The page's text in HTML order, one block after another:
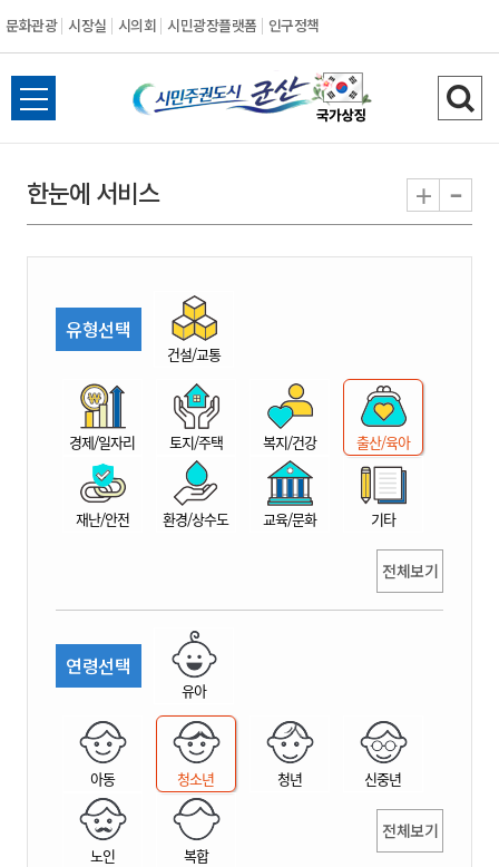
문화관광 시장실 시의회 시민광장플랫폼 인구정책
시
민
권
시
산
전
체
뉴
열
검
색
기
한눈에 서비스 + -
유형선택
건설/교통
경제/일자리 토지/주택 복지/건강 출산/육아
재난/안전 환경/상수도 교육/문화 기타
전체보기
연령선택
유아
아동 청소년 청년 신중년
노인 복합
전체보기